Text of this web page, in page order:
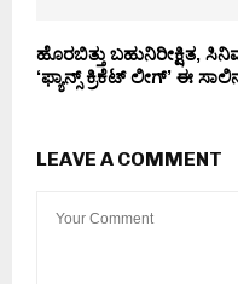
ಹೊರಬಿತ್ತು ಬಹುನಿರೀಕ್ಷಿತ,
‘ಫ್ಯಾನ್ಸ್ ಕ್ರಿಕೆಟ್ ಲೀಗ್’ ಈ
LEAVE A COMMENT